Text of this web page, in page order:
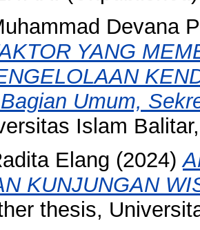
Devana
YANG
Umum,
Islam
Elang (2024)
KUNJUNGAN
thesis,